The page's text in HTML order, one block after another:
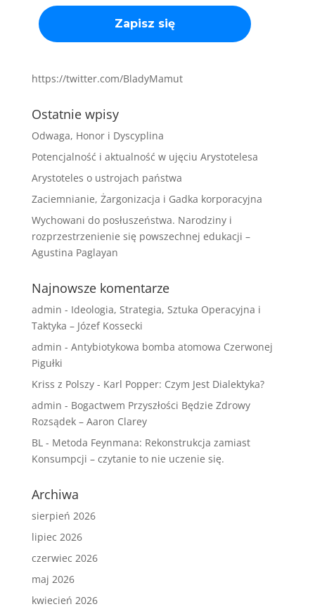
https://twitter.com/BladyMamut
Ostatnie wpisy
Odwaga, Honor i Dyscyplina
Potencjalność i aktualność w ujęciu Arystotelesa
Arystoteles o ustrojach państwa
Zaciemnianie, Żargonizacja i Gadka korporacyjna
Wychowani do posłuszeństwa. Narodziny i
rozprzestrzenienie się powszechnej edukacji –
Agustina Paglayan
Najnowsze komentarze
admin - Ideologia, Strategia, Sztuka Operacyjna i
Taktyka – Józef Kossecki
admin - Antybiotykowa bomba atomowa Czerwonej
Pigułki
Kriss z Polszy- Karl Popper: Czym Jest Dialektyka?
admin - Bogactwem Przyszłości Będzie Zdrowy
Rozsądek – Aaron Clarey
BL- Metoda Feynmana: Rekonstrukcja zamiast
Konsumpcji – czytanie to nie uczenie się.
Archiwa
sierpień 2026
lipiec 2026
czerwiec 2026
maj 2026
kwiecień 2026